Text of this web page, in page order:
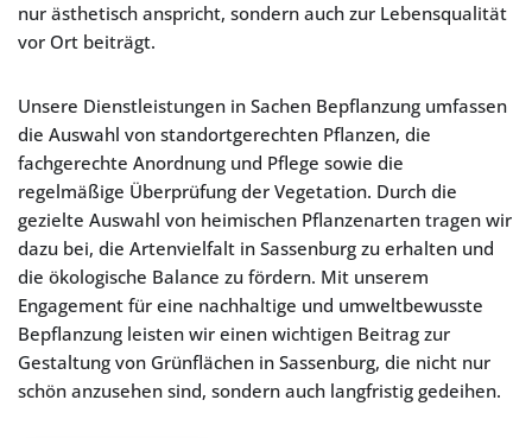
nur ästhetisch anspricht, sondern auch zur Lebensqualität
vor Ort beiträgt.
Unsere Dienstleistungen in Sachen Bepflanzung umfassen
die Auswahl von standortgerechten Pflanzen, die
fachgerechte Anordnung und Pflege sowie die
regelmäßige Überprüfung der Vegetation. Durch die
gezielte Auswahl von heimischen Pflanzenarten tragen wir
dazu bei, die Artenvielfalt in Sassenburg zu erhalten und
die ökologische Balance zu fördern. Mit unserem
Engagement für eine nachhaltige und umweltbewusste
Bepflanzung leisten wir einen wichtigen Beitrag zur
Gestaltung von Grünflächen in Sassenburg, die nicht nur
schön anzusehen sind, sondern auch langfristig gedeihen.